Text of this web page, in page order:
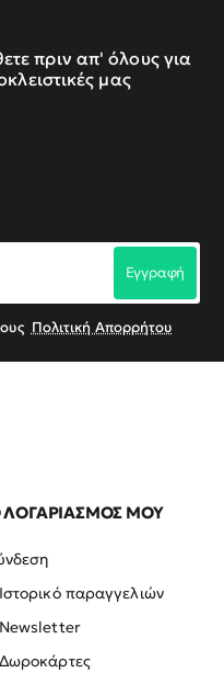
πριν απ' όλους για
μας
Εγγραφή
Πολιτική Απορρήτου
ΛΟΓΑΡΙΑΣΜΟΣ ΜΟΥ
Ιστορικό παραγγελιών
Newsletter
Δωροκάρτες